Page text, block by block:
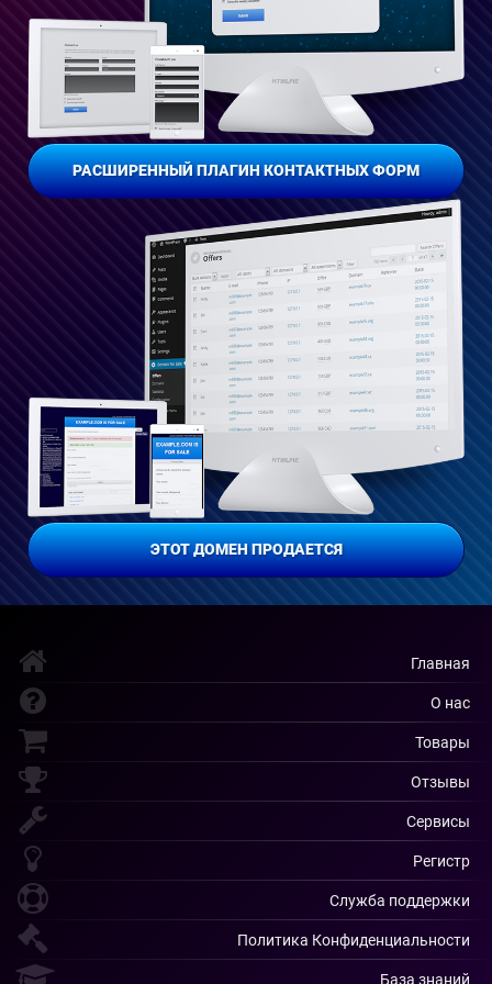
РАСШИРЕННЫЙ ПЛАГИН КОНТАКТНЫХ ФОРМ
ЭТОТ ДОМЕН ПРОДАЕТСЯ
Главная
О нас
Товары
Отзывы
Сервисы
Регистр
Служба поддержки
Политика Конфиденциальности
База знаний